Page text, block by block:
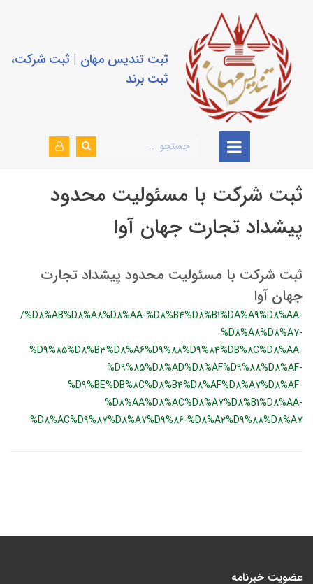
ثبت تندیس مهان | ثبت شرکت،
ثبت برند
ثبت شرکت با مسئولیت محدود
پیشداد تجارت جهان آوا
ثبت شرکت با مسئولیت محدود پیشداد تجارت
جهان آوا
/%D8%AB%D8%A8%D8%AA-%D8%B4%D8%B1%DA%A9%D8%AA-
%D8%A8%D8%A7-
%D9%85%D8%B3%D8%A6%D9%88%D9%84%DB%8C%D8%AA-
%D9%85%D8%AD%D8%AF%D9%88%D8%AF-
%D9%BE%DB%8C%D8%B4%D8%AF%D8%A7%D8%AF-
%D8%AA%D8%AC%D8%A7%D8%B1%D8%AA-
%D8%AC%D9%87%D8%A7%D9%86-%D8%A2%D9%88%D8%A7
عضویت خبرنامه